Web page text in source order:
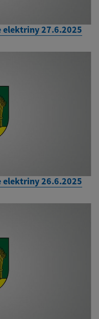
elektriny 27.6.2025
elektriny 26.6.2025